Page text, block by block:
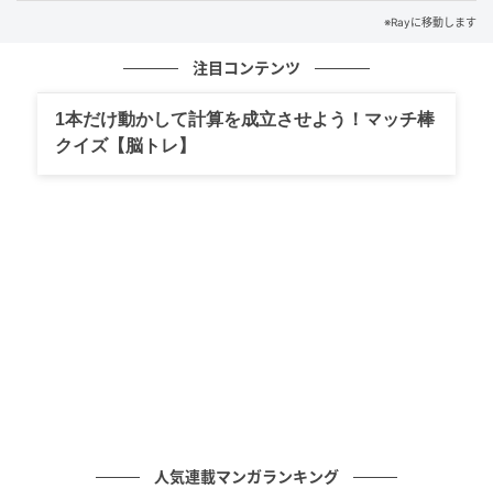
いることもあるため、LINEのやり取りだけで「愛され
くても少しの時間でも会おうとしてくれるはず。
※Rayに移動します
注目コンテンツ
1本だけ動かして計算を成立させよう！マッチ棒
クイズ【脳トレ】
人気連載マンガランキング